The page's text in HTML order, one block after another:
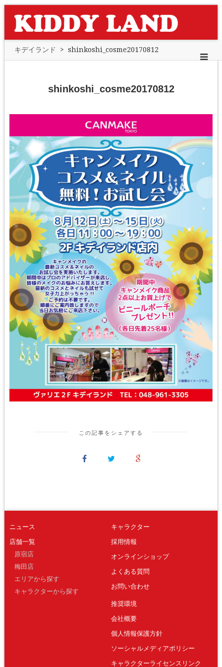
キデイランド > shinkoshi_cosme20170812
shinkoshi_cosme20170812
この記事をシェアする
ニュース
店舗一覧
原宿店
梅田店
エリアから探す
キャラクターから探す
キャラクター
採用情報
オンラインショップ
よくある質問
お問い合わせ
推奨環境
会社概要
個人情報保護方針
ソーシャルメディアポリシー
キャラクターライセンスリンク